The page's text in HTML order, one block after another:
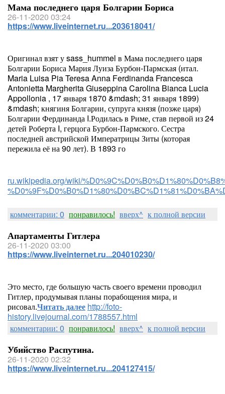
Мама последнего царя Болгарии Бориса
26-11-2020 03:24
https://www.liveinternet.ru...203618041/
Оригинал взят у sass_hummel в Мама последнего царя
Болгарии Бориса Мария Луиза Бурбон-Пармская (итал.
Maria Luisa Pia Teresa Anna Ferdinanda Francesca
Antonietta Margherita Giuseppina Carolina Bianca Lucia
Appollonia , 17 января 1870 &mdash; 31 января 1899)
&mdash; княгиня Болгарии, супруга князя (позже царя)
Болгарии Фердинанда I.Родилась в Риме, став первой из 24
детей Роберта I, герцога Бурбон-Пармского. Сестра
последней австрийской Императрицы Зиты (которая
пережила её на 90 лет). В 1893 го
ru.wikipedia.org/wiki/
комментарии: 0 понравилось! вверх^ к полной версии
Апартаменты Гитлера
26-11-2020 03:00
https://www.liveinternet.ru...204010230/
Это место, где большую часть своего времени проводил
Гитлер, продумывая планы порабощения мира, и
рисовал.Читать далее http://foto-
history.livejournal.com/1788557.html
комментарии: 0 понравилось! вверх^ к полной версии
Убийство Распутина.
26-11-2020 02:32
https://www.liveinternet.ru...204127415/